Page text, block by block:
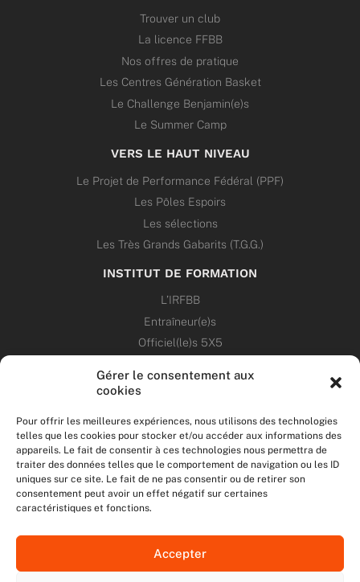
Gérer le consentement aux
cookies
Pour offrir les meilleures expériences, nous utilisons des technologies
telles que les cookies pour stocker et/ou accéder aux informations des
appareils. Le fait de consentir à ces technologies nous permettra de
traiter des données telles que le comportement de navigation ou les ID
uniques sur ce site. Le fait de ne pas consentir ou de retirer son
consentement peut avoir un effet négatif sur certaines
caractéristiques et fonctions.
Accepter
Trouver un club
La licence FFBB
Nos offres de pratique
Les Centres Génération Basket
Le Challenge Benjamin(e)s
Le Summer Camp
VERS LE HAUT NIVEAU
Le Projet de Performance Fédéral (PPF)
Les Pôles Espoirs
Les sélections
Les Très Grands Gabarits (T.G.G.)
INSTITUT DE FORMATION
L’IRFBB
Entraîneur(e)s
Officiel(le)s 5X5
ANNONCES
ÉVÉNEMENTS
NOS RÉSEAUX SOCIAUX
T
I